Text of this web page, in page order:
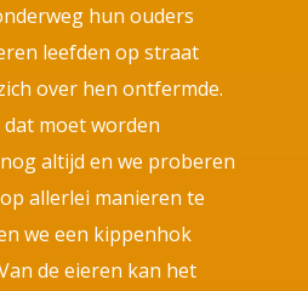
hun ouders
leefden op straat
over hen ontfermde.
moet worden
altijd en we proberen
allerlei manieren te
we een kippenhok
de eieren kan het